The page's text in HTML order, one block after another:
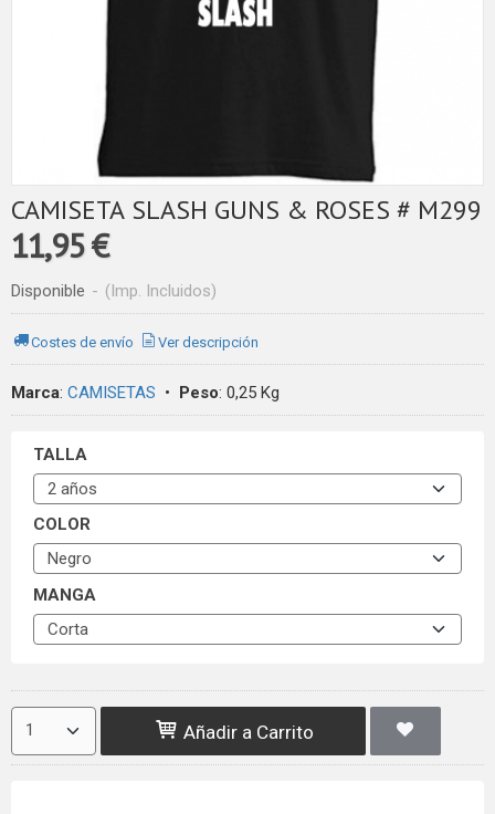
CAMISETA SLASH GUNS & ROSES # M299
11,95 €
Disponible - (Imp. Incluidos)
Costes de envío Ver descripción
Marca: CAMISETAS • Peso: 0,25 Kg
TALLA
COLOR
MANGA
Añadir a Carrito